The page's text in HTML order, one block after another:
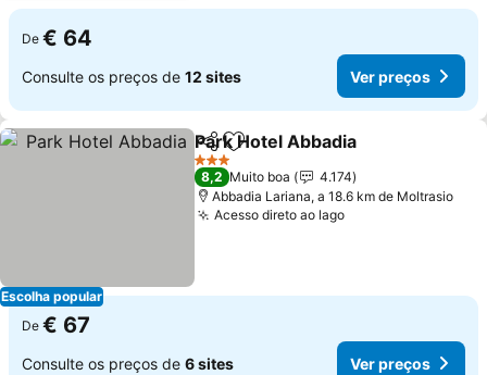
De € 64
Consulte os preços de 12 sites Ver preços
Escolha popular
PartilharAdicionar aos favoritos
Park Hotel Abbadia
3 Estrelas
8,2 Muito boa
4.174
Abbadia Lariana, a 18.6 km de Moltrasio
Acesso direto ao lagoVer preços
De € 67
Consulte os preços de 6 sites Ver preços